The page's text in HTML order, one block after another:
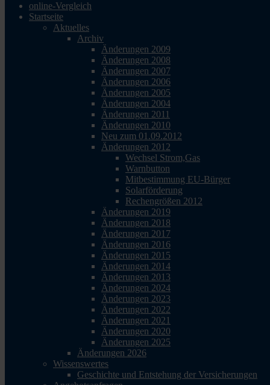
online-Vergleich
Startseite
Aktuelles
Archiv
Änderungen 2009
Änderungen 2008
Änderungen 2007
Änderungen 2006
Änderungen 2005
Änderungen 2004
Änderungen 2011
Änderungen 2010
Neu zum 01.09.2012
Änderungen 2012
Wechsel Strom,Gas
Warnbutton
Mitbestimmung EU-Bürger
Solarförderung
Rechengrößen 2012
Änderungen 2019
Änderungen 2018
Änderungen 2017
Änderungen 2016
Änderungen 2015
Änderungen 2014
Änderungen 2013
Änderungen 2024
Änderungen 2023
Änderungen 2022
Änderungen 2021
Änderungen 2020
Änderungen 2025
Änderungen 2026
Wissenswertes
Geschichte und Entstehung der Versicherungen